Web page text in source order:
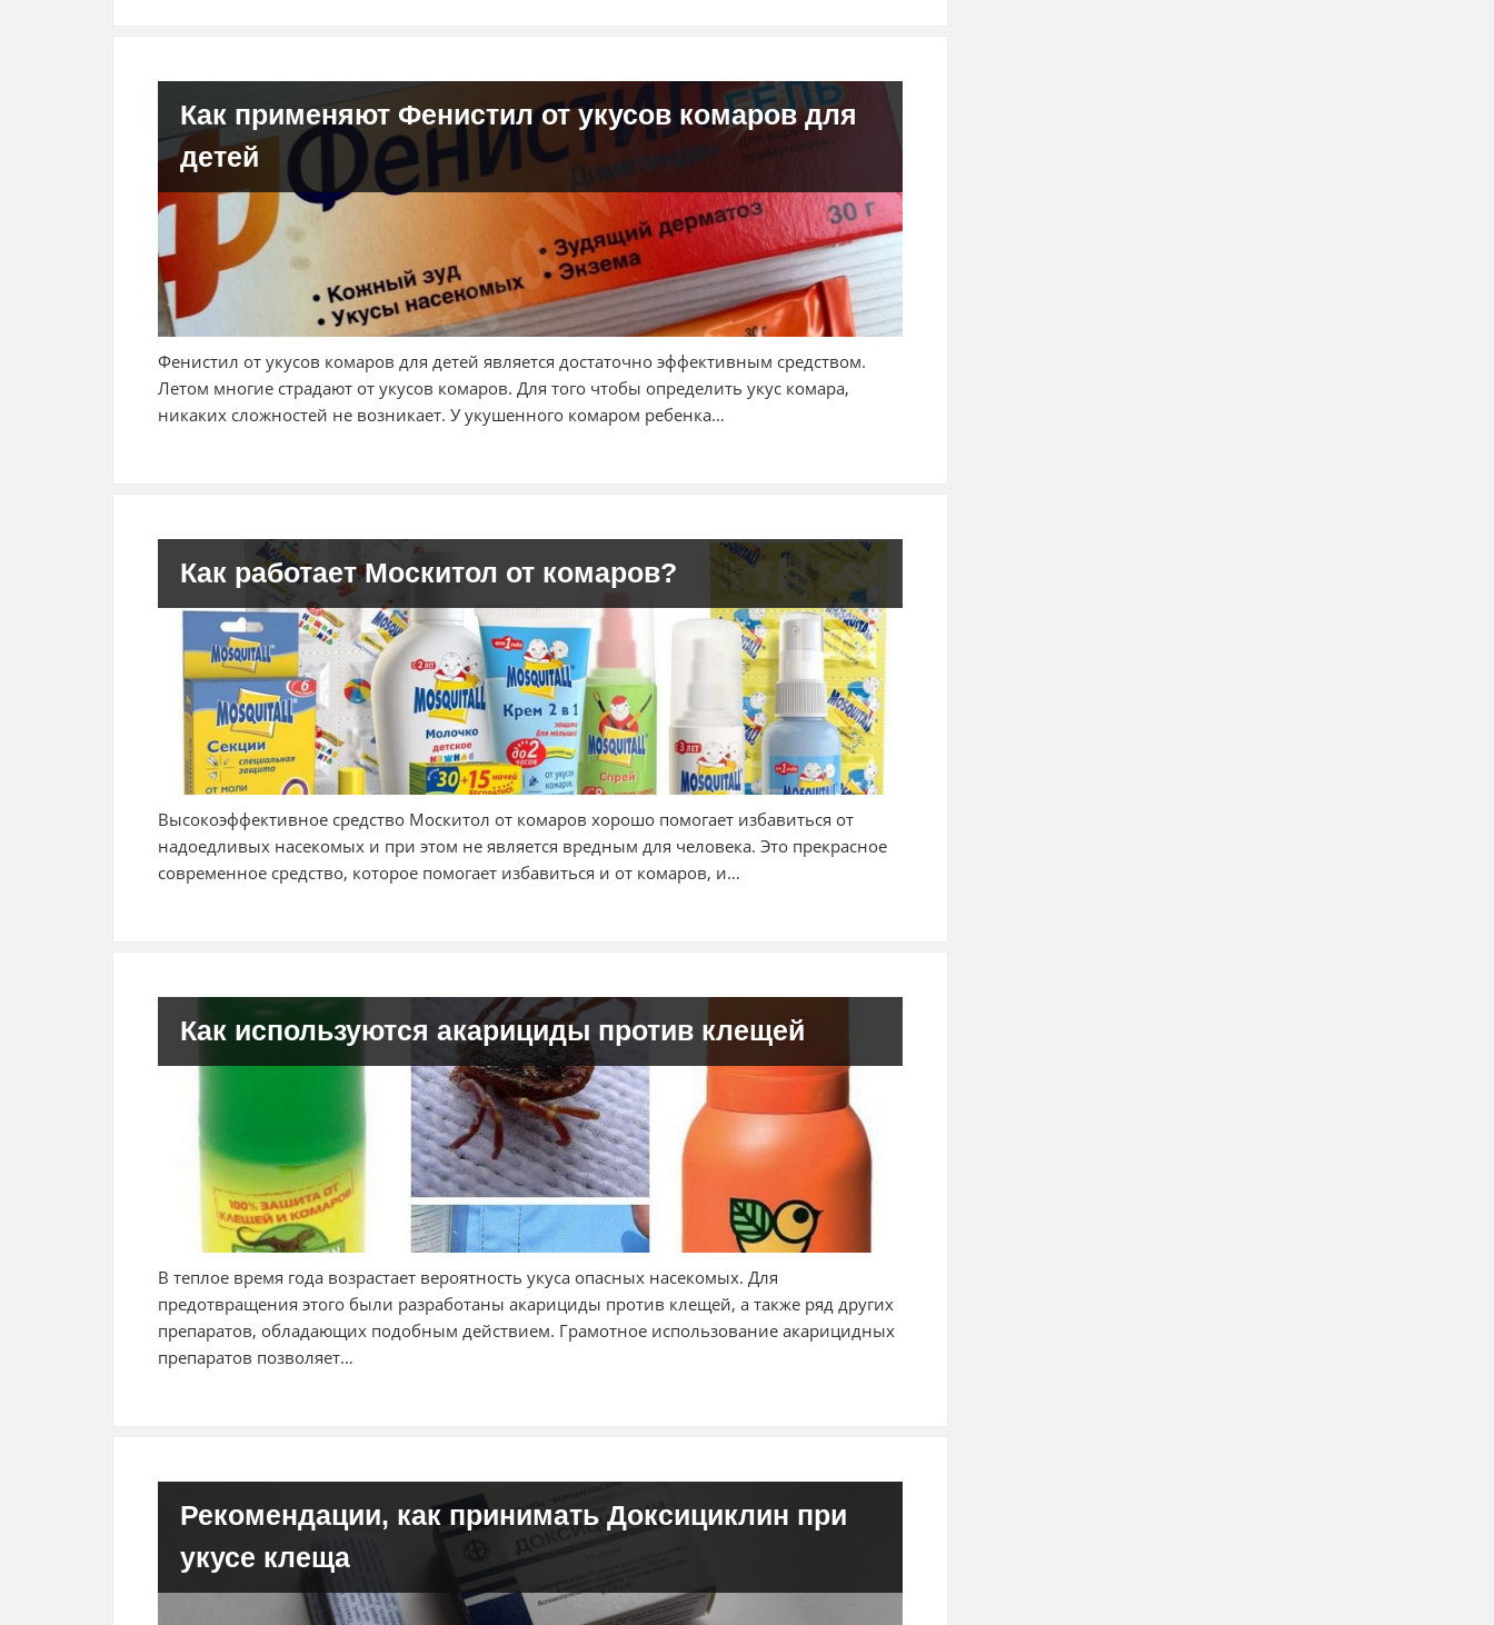
Как применяют Фенистил от укусов комаров для
детей
Фенистил от укусов комаров для детей является достаточно эффективным средством.
Летом многие страдают от укусов комаров. Для того чтобы определить укус комара,
никаких сложностей не возникает. У укушенного комаром ребенка…
Как работает Москитол от комаров?
Высокоэффективное средство Москитол от комаров хорошо помогает избавиться от
надоедливых насекомых и при этом не является вредным для человека. Это прекрасное
современное средство, которое помогает избавиться и от комаров, и…
Как используются акарициды против клещей
В теплое время года возрастает вероятность укуса опасных насекомых. Для
предотвращения этого были разработаны акарициды против клещей, а также ряд других
препаратов, обладающих подобным действием. Грамотное использование акарицидных
препаратов позволяет…
Рекомендации, как принимать Доксициклин при
укусе клеща